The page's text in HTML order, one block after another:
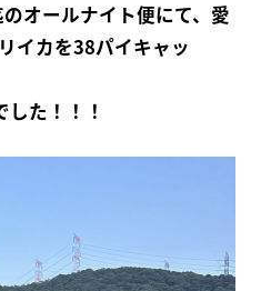
オールナイト便にて、愛
イカを38パイキャッ
た！！！